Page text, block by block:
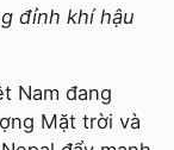
đỉnh khí hậu
Nam đang
Mặt trời và